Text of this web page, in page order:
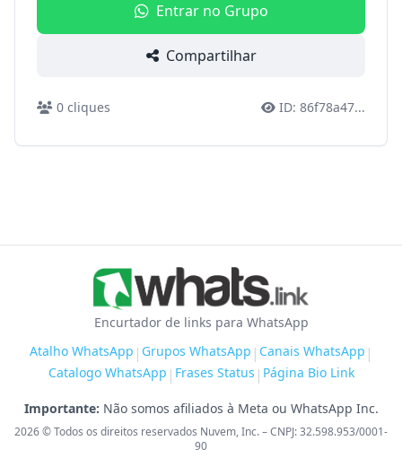
Entrar no Grupo
Compartilhar
0 cliques ID: 86f78a47...
Encurtador de links para WhatsApp
Atalho WhatsApp | Grupos WhatsApp | Canais WhatsApp |
Catalogo WhatsApp | Frases Status | Página Bio Link
Importante: Não somos afiliados à Meta ou WhatsApp Inc.
2026© Todos os direitos reservados Nuvem, Inc. – CNPJ: 32.598.953/0001-
90